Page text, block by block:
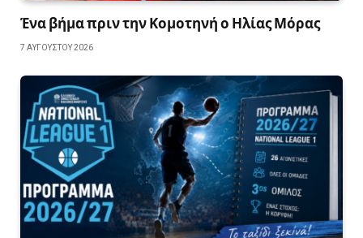
Ένα βήμα πριν την Κομοτηνή ο Ηλίας Μόρας
7 ΑΥΓΟΎΣΤΟΥ 2026